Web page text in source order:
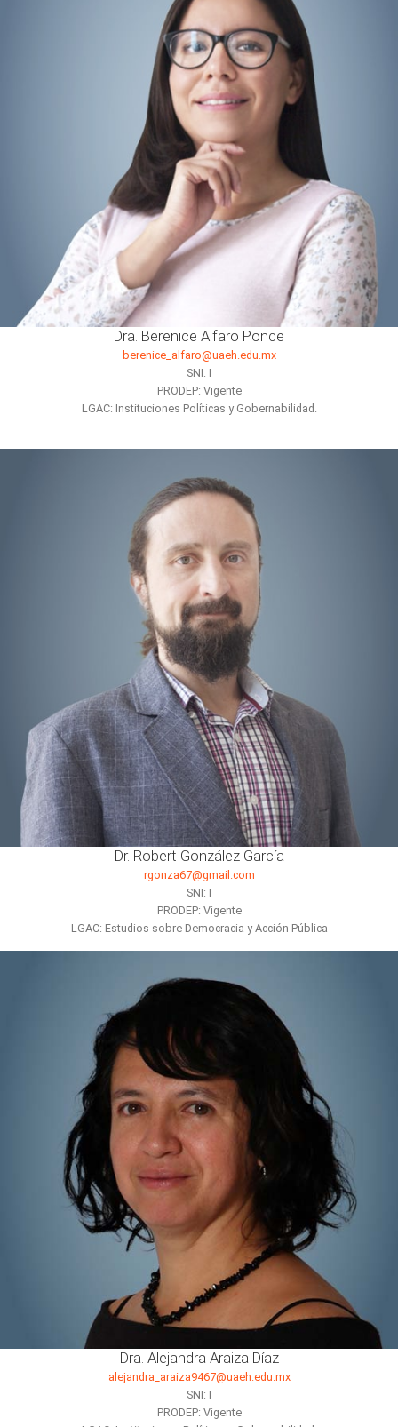
Dra. Berenice Alfaro Ponce
berenice_alfaro@uaeh.edu.mx
SNI: I
PRODEP: Vigente
LGAC: Instituciones Políticas y Gobernabilidad.
Dr. Robert González García
rgonza67@gmail.com
SNI: I
PRODEP: Vigente
LGAC: Estudios sobre Democracia y Acción Pública
Dra. Alejandra Araiza Díaz
alejandra_araiza9467@uaeh.edu.mx
SNI: I
PRODEP: Vigente